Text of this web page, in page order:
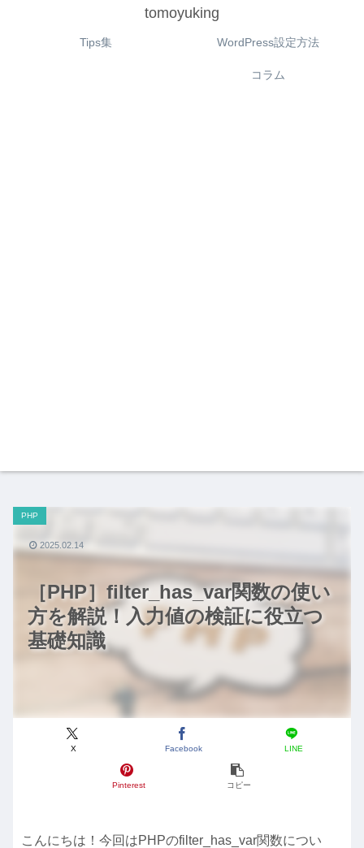
tomoyuking
Tips集 WordPress設定方法
コラム
［PHP］filter_has_var関数の使い
方を解説！入力値の検証に役立つ
基礎知識
PHP
X Facebook LINE
Pinterest コピー
2025.02.14
こんにちは！今回はPHPのfilter_has_var関数につい